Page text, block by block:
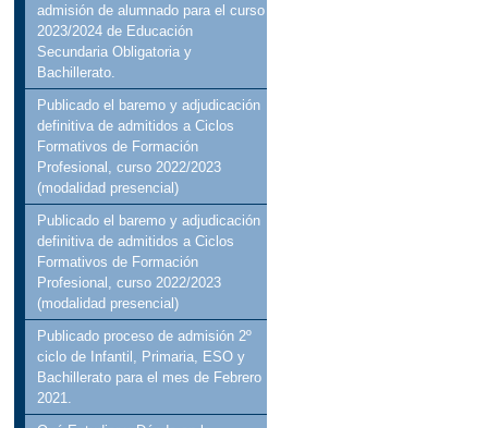
admisión de alumnado para el curso
2023/2024 de Educación
Secundaria Obligatoria y
Bachillerato.
Publicado el baremo y adjudicación
definitiva de admitidos a Ciclos
Formativos de Formación
Profesional, curso 2022/2023
(modalidad presencial)
Publicado el baremo y adjudicación
definitiva de admitidos a Ciclos
Formativos de Formación
Profesional, curso 2022/2023
(modalidad presencial)
Publicado proceso de admisión 2º
ciclo de Infantil, Primaria, ESO y
Bachillerato para el mes de Febrero
2021.